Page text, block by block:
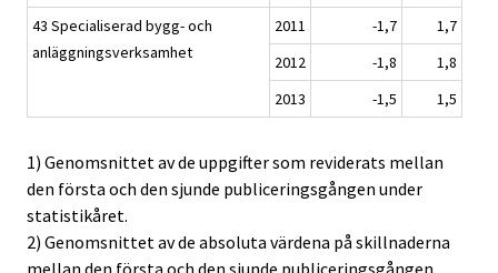
43 Specialiserad bygg- och
anläggningsverksamhet
2011 -1,7
1,7
2012
-1,8
1,8
2013
-1,5 1,5
1) Genomsnittet av de uppgifter som reviderats mellan
den första och den sjunde publiceringsgången under
statistikåret.
2) Genomsnittet av de absoluta värdena på skillnaderna
mellan den första och den sjunde publiceringsgången.